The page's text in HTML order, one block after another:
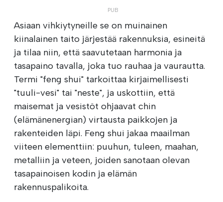
Asiaan vihkiytyneille se on muinainen
kiinalainen taito järjestää rakennuksia, esineitä
ja tilaa niin, että saavutetaan harmonia ja
tasapaino tavalla, joka tuo rauhaa ja vaurautta.
Termi "feng shui" tarkoittaa kirjaimellisesti
"tuuli-vesi" tai "neste", ja uskottiin, että
maisemat ja vesistöt ohjaavat chin
(elämänenergian) virtausta paikkojen ja
rakenteiden läpi. Feng shui jakaa maailman
viiteen elementtiin: puuhun, tuleen, maahan,
metalliin ja veteen, joiden sanotaan olevan
tasapainoisen kodin ja elämän
rakennuspalikoita.